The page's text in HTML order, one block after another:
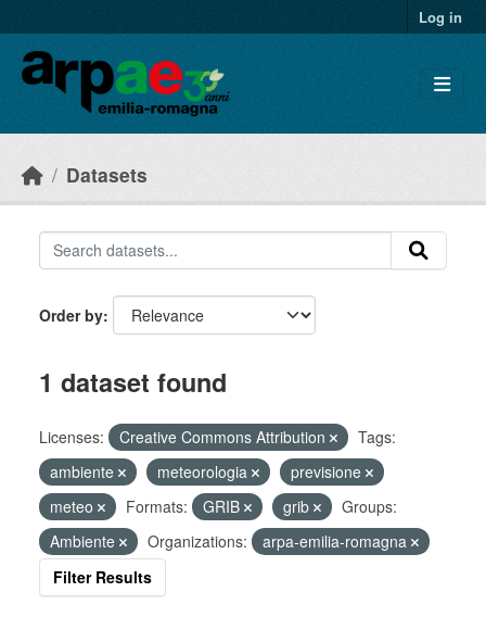
Log in
Datasets
Order by
1 dataset found
Licenses: Creative Commons Attribution
Tags:
ambiente
meteorologia
previsione
meteo
Formats: GRIB grib
Groups:
Ambiente
Organizations:
arpa-emilia-romagna
Filter Results